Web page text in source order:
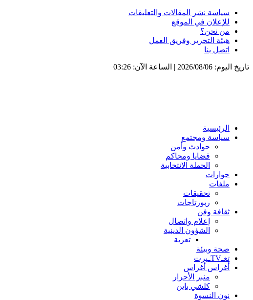
سياسة نشر المقالات والتعليقات
للإعلان في الموقع
من نحن؟
هيئة التحرير وفريق العمل
اتصل بنا
تاريخ اليوم: 2026/08/06 | الساعة الآن: 03:26
الرئيسية
سياسة ومجتمع
حوادث وأمن
قضايا ومحاكم
الحملة الانتخابية
حوارات
ملفات
تحقيقات
ربورتاجات
ثقافة وفن
إعلام واتصال
الشؤون الدينية
تعزية
صحة وبيئة
تغـTVـيرت
أغراس أغراس
منبر الأحرار
كلشي باين
نون النسوة